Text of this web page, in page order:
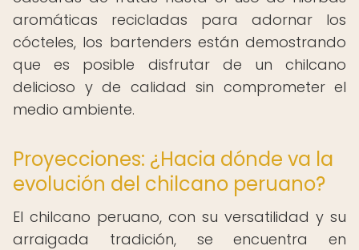
aromáticas recicladas para adornar los
cócteles, los bartenders están demostrando
que es posible disfrutar de un chilcano
delicioso y de calidad sin comprometer el
medio ambiente.
Proyecciones: ¿Hacia dónde va la
evolución del chilcano peruano?
El chilcano peruano, con su versatilidad y su
arraigada tradición, se encuentra en